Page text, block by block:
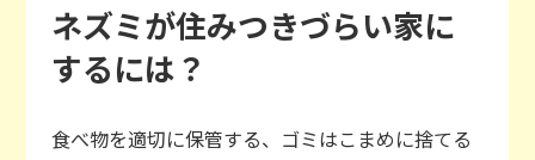
ネズミが住みつきづらい家に
するには？
食べ物を適切に保管する、ゴミはこまめに捨てる